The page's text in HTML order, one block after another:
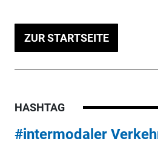
ZUR STARTSEITE
HASHTAG
#intermodaler